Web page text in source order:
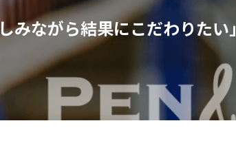
みながら結果にこだわりたい」